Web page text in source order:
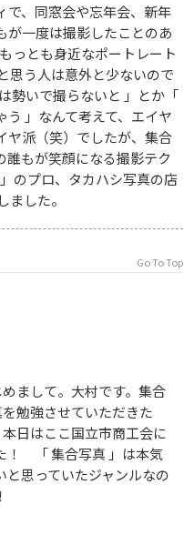
で、同窓会や忘年会、新年
一度は撮影したことのあ
っとも身近なポートレート
思う人は意外と少ないので
勢いで撮らないと 」とか「
」なんて考えて、エイヤ
派（笑）でしたが、集合
もが笑顔になる撮影テク
のプロ、タカハシ写真の店
した。
Go To Top
めまして。大村です。集合
勉強させていただきた
本日はここ国立市商工会に
！ 「 集合写真 」は本気
と思っていたジャンルなの